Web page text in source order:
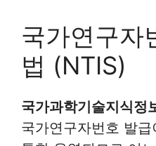
국가연구자
법 (NTIS)
국가과학기술지식정
국가연구자번호 발